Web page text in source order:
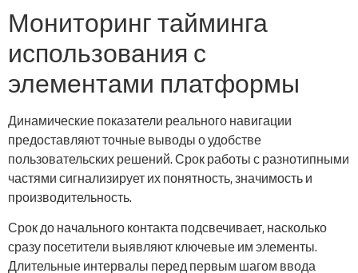
Мониторинг тайминга
использования с
элементами платформы
Динамические показатели реального навигации
предоставляют точные выводы о удобстве
пользовательских решений. Срок работы с разнотипными
частями сигнализирует их понятность, значимость и
производительность.
Срок до начального контакта подсвечивает, насколько
сразу посетители выявляют ключевые им элементы.
Длительные интервалы перед первым шагом ввода